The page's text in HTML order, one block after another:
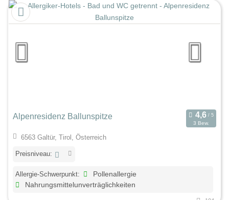
Alpenresidenz Ballunspitze
3 Bew.
6563 Galtür, Tirol, Österreich
Preisniveau:
Allergie-Schwerpunkt:
Pollenallergie
Nahrungsmittelunverträglichkeiten